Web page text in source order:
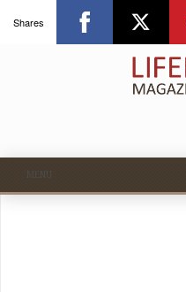
MENU
Shares